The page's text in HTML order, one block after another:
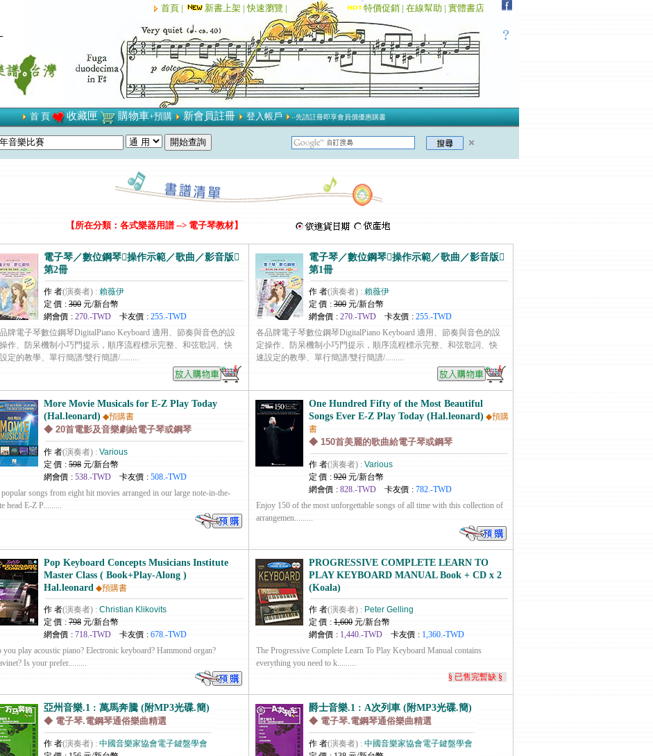
首頁 | 新書上架 |快速瀏覽 | 特價促銷 | 在線幫助 | 實體書店
首 頁 收藏匣 購物車+預購 新會員註冊 登入帳戶 ‧‧先請註冊即享會員價優惠購書
【所在分類：各式樂器用譜 --> 電子琴教材】
電子琴／數位鋼琴操作示範／歌曲／影音版
第2冊
作 者(演奏者) : 賴薇伊
定 價 : 300 元/新台幣
網會價 : 270.-TWD 卡友價 : 255.-TWD
牌電子琴數位鋼琴DigitalPiano Keyboard 適用、節奏與音色的設
作、防呆機制小巧門提示，順序流程標示完整、和弦歌詞、快
定的教學、單行簡譜/雙行簡譜/.........
電子琴／數位鋼琴操作示範／歌曲／影音版
第1冊
作 者(演奏者) : 賴薇伊
定 價 : 300 元/新台幣
網會價 : 270.-TWD 卡友價 : 255.-TWD
各品牌電子琴數位鋼琴DigitalPiano Keyboard 適用、節奏與音色的設
定操作、防呆機制小巧門提示，順序流程標示完整、和弦歌詞、快
速設定的教學、單行簡譜/雙行簡譜/.........
More Movie Musicals for E-Z Play Today
(Hal.leonard) ◆預購書
◆ 20首電影及音樂劇給電子琴或鋼琴
作 者(演奏者) : Various
定 價 : 598 元/新台幣
網會價 : 538.-TWD 卡友價 : 508.-TWD
songs from eight hit movies arranged in our large note-in-the-
head E-Z P.........
One Hundred Fifty of the Most Beautiful
Songs Ever E-Z Play Today (Hal.leonard) ◆預購
書
◆ 150首美麗的歌曲給電子琴或鋼琴
作 者(演奏者) : Various
定 價 : 920 元/新台幣
網會價 : 828.-TWD 卡友價 : 782.-TWD
Enjoy 150 of the most unforgettable songs of all time with this collection of
arrangemen.........
Pop Keyboard Concepts Musicians Institute
Master Class ( Book+Play-Along )
Hal.leonard ◆預購書
作 者(演奏者) : Christian Klikovits
定 價 : 798 元/新台幣
網會價 : 718.-TWD 卡友價 : 678.-TWD
you play acoustic piano? Electronic keyboard? Hammond organ?
Is your prefer.........
PROGRESSIVE COMPLETE LEARN TO
PLAY KEYBOARD MANUAL Book + CD x 2
(Koala)
作 者(演奏者) : Peter Gelling
定 價 : 1,600 元/新台幣
網會價 : 1,440.-TWD 卡友價 : 1,360.-TWD
The Progressive Complete Learn To Play Keyboard Manual contains
everything you need to k.........
§ 已售完暫缺 §
亞州音樂.1 : 萬馬奔騰 (附MP3光碟.簡)
◆ 電子琴.電鋼琴通俗樂曲精選
作 者(演奏者) : 中國音樂家協會電子鍵盤學會
爵士音樂.1 : A次列車 (附MP3光碟.簡)
◆ 電子琴.電鋼琴通俗樂曲精選
作 者(演奏者) : 中國音樂家協會電子鍵盤學會